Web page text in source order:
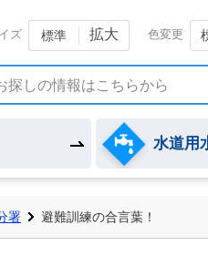
ページ
ズ 標準 拡大 色変更
水道用
署 避難訓練の合言葉！